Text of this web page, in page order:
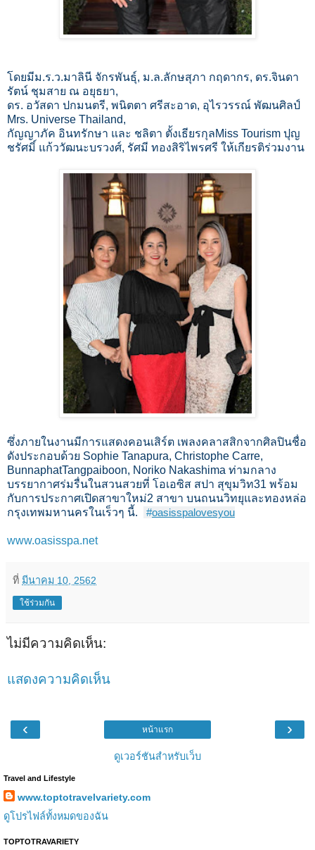
โดยมีม.ร.ว.มาลินี จักรพันธุ์, ม.ล.ลักษสุภา กฤดากร, ดร.จินดา
รัตน์ ชุมสาย ณ อยุธยา,
ดร. อวัสดา ปกมนตรี, พนิตตา ศรีสะอาด, อุไรวรรณ์ พัฒนศิลป์
Mrs. Universe Thailand,
กัญญาภัค อินทรักษา และ ชลิตา ตั้งเธียรกุลMiss Tourism ปุญ
ชรัศมิ์ แก้ววัฒนะบรวงศ์, รัศมี ทองสิริไพรศรี ให้เกียรติร่วมงาน
ซึ่งภายในงานมีการแสดงคอนเสิร์ต เพลงคลาสสิกจากศิลปินชื่อ
ดังประกอบด้วย Sophie Tanapura, Christophe Carre,
BunnaphatTangpaiboon, Noriko Nakashima ท่ามกลาง
บรรยากาศร่มรื่นในสวนสวยที่ โอเอซิส สปา สุขุมวิท31 พร้อม
กับการประกาศเปิดสาขาใหม่2 สาขา บนถนนวิทยุและทองหล่อ
กรุงเทพมหานครในเร็วๆ นี้.
#oasisspalovesyou
www.oasisspa.net
ที่ มีนาคม 10, 2562
ใช้ร่วมกัน
ไม่มีความคิดเห็น:
แสดงความคิดเห็น
‹ ›
หน้าแรก
ดูเวอร์ชันสำหรับเว็บ
Travel and Lifestyle
www.toptotravelvariety.com
ดูโปรไฟล์ทั้งหมดของฉัน
TOPTOTRAVARIETY